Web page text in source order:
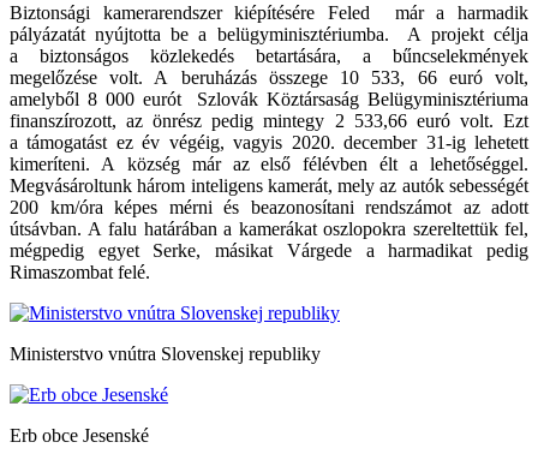
Biztonsági kamerarendszer kiépítésére Feled már a harmadik
pályázatát nyújtotta be a belügyminisztériumba. A projekt célja
a biztonságos közlekedés betartására, a bűncselekmények
megelőzése volt. A beruházás összege 10 533, 66 euró volt,
amelyből 8 000 eurót Szlovák Köztársaság Belügyminisztériuma
finanszírozott, az önrész pedig mintegy 2 533,66 euró volt. Ezt
a támogatást ez év végéig, vagyis 2020. december 31-ig lehetett
kimeríteni. A község már az első félévben élt a lehetőséggel.
Megvásároltunk három inteligens kamerát, mely az autók sebességét
200 km/óra képes mérni és beazonosítani rendszámot az adott
útsávban. A falu határában a kamerákat oszlopokra szereltettük fel,
mégpedig egyet Serke, másikat Várgede a harmadikat pedig
Rimaszombat felé.
Ministerstvo vnútra Slovenskej republiky
Erb obce Jesenské